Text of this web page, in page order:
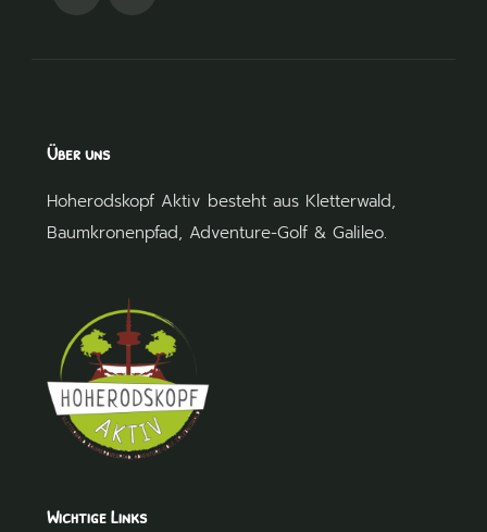
Über uns
Hoherodskopf Aktiv besteht aus Kletterwald,
Baumkronenpfad, Adventure-Golf &Galileo.
Wichtige Links